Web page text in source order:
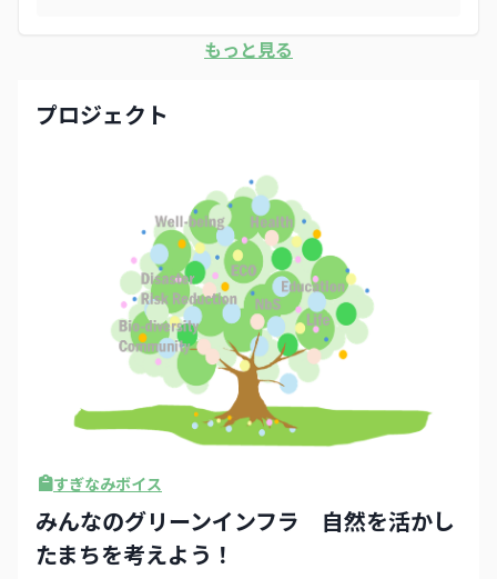
かし、雨庭の「上流」（屋根で集めた雨水や表面
分の浸透性が失われ、雨庭から水があふれてしま
います。 今後の対策としては、砂利を土に置き
ているため、まだ手をつけられていません。 こ
の根詰まりの問題は、かなり深刻だと思います。
こうした失敗から学べるといいですね。トレンチ
などでは、根詰まりは起こらないのでしょうか？
また、区の浸透施設の補助制度では、施工後の状
況をフォローした情報はあるのでしょうか？ ち
なみに、学校は大きなポテンシャルがあると思い
ます。公共スペースとして広い空間を活用できる
ため、さまざまな取り組みが可能です。エコスク
ールに指定されている学校では、壁面緑化や学習
農園、雨水タンクなどがすでに導入されており、
GI的な要素を持つ施設も多いのではないでしょう
か。古くなったビオトープをGIとして再活用する
のも良さそうですね。子どもたちが学校で雨庭づ
くりを学べば、自宅でも作ってみたくなるかもし
れません！ ところで、上記の13のリストとその
リンク先の資料を見ましたが、雨水タンクや瓶が
もっと見る
プロジェクト
すぎなみボイス
みんなのグリーンインフラ 自然を活かし
たまちを考えよう！